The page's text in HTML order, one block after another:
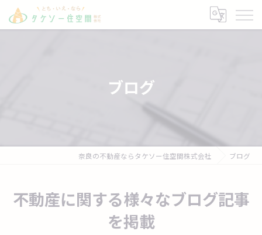
ブログ
奈良の不動産ならタケソー住空間株式会社 ブログ
不動産に関する様々なブログ記事
を掲載